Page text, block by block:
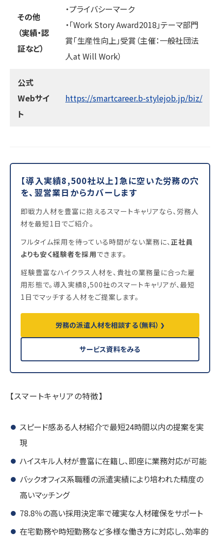
その他
（実績・認
証など）
・プライバシーマーク
・「Work Story Award2018」テーマ部門
賞「生産性向上」受賞（主催：一般社団法
人at Will Work）
公式
Webサイ
ト
https://smartcareer.b-stylejob.jp/biz/
【導入実績8,500社以上】急に空いた労務の穴
を、翌営業日からカバーします
即戦力人材を豊富に抱えるスマートキャリアなら、労務人
材を最短1日でご紹介。
フルタイム採用を待っている時間がない業務に、正社員
よりも安く経験者を採用できます。
経験豊富なハイクラス人材を、貴社の業務量に合った雇
用形態で。導入実績8,500社のスマートキャリアが、最短
1日でマッチする人材をご提案します。
労務の派遣人材を相談する（無料）
サービス資料をみる
【スマートキャリアの特徴】
スピード感ある人材紹介で最短24時間以内の提案を実
現
ハイスキル人材が豊富に在籍し、即座に業務対応が可能
バックオフィス系職種の派遣実績により培われた精度の
高いマッチング
78.8％の高い採用決定率で確実な人材確保をサポート
在宅勤務や時短勤務など多様な働き方に対応し、効率的